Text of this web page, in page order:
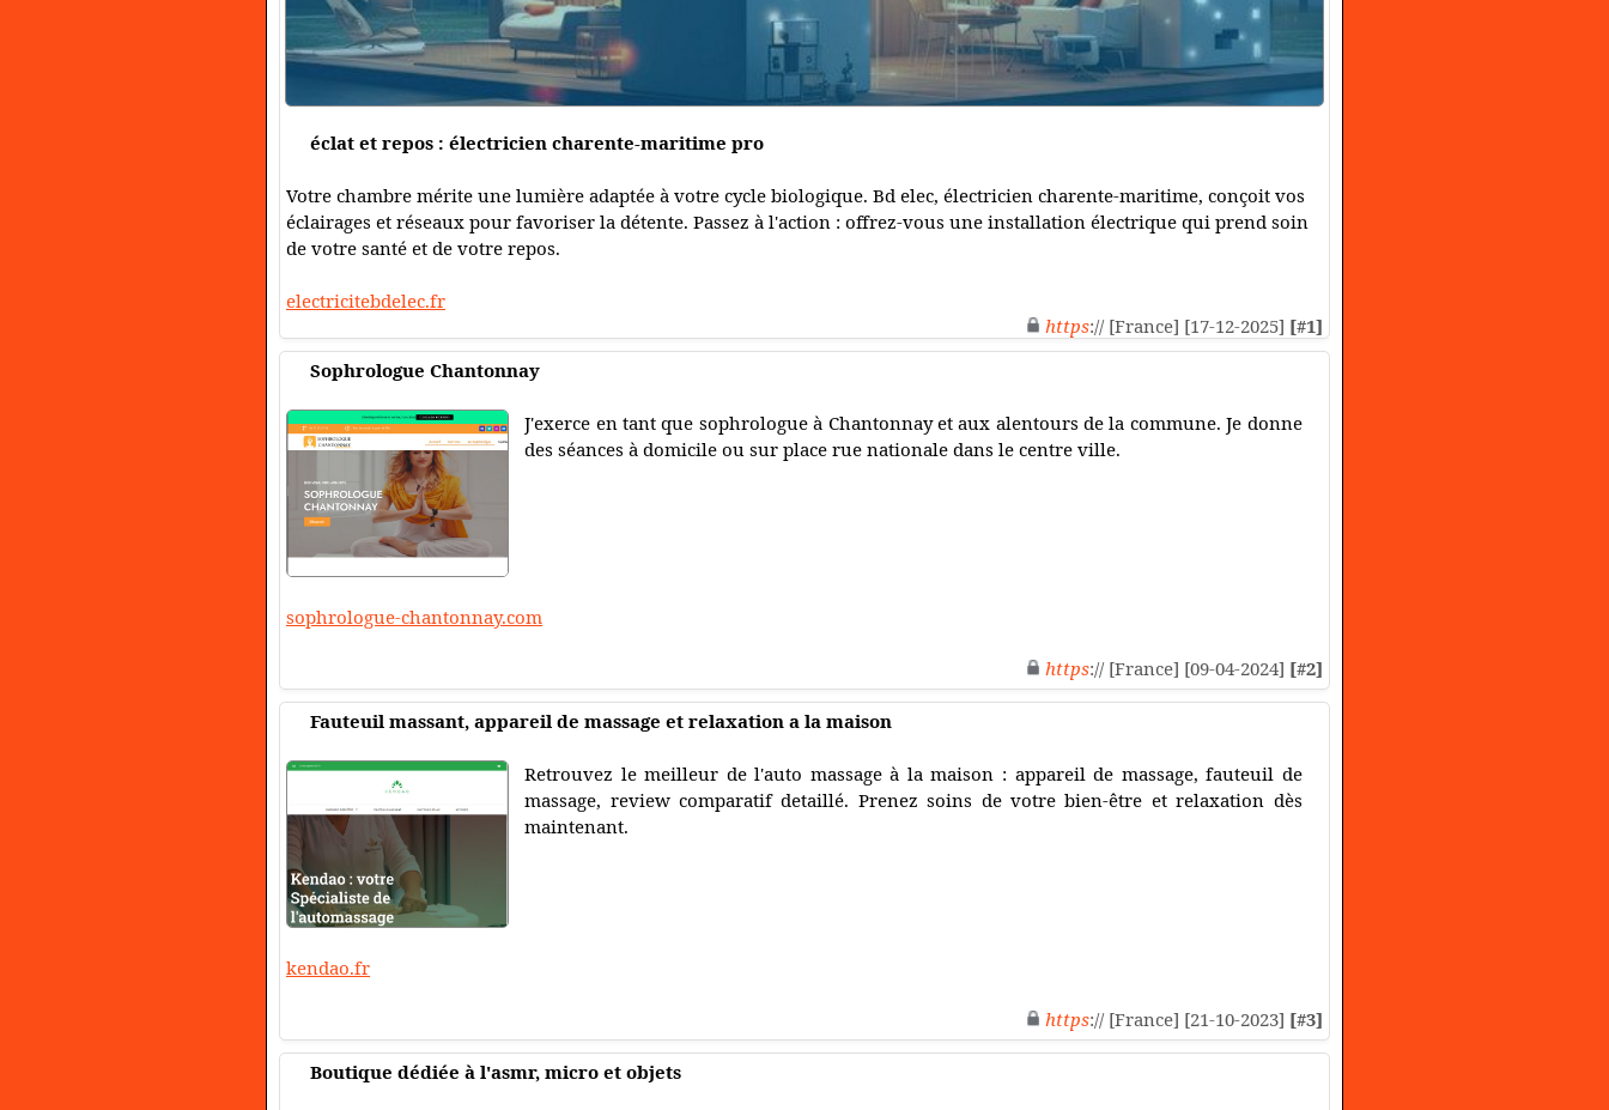
éclat et repos : électricien charente-maritime pro
Votre chambre mérite une lumière adaptée à votre cycle biologique. Bd elec, électricien charente-maritime, conçoit vos
éclairages et réseaux pour favoriser la détente. Passez à l'action : offrez-vous une installation électrique qui prend soin
de votre santé et de votre repos.
electricitebdelec.fr
https:// [France] [17-12-2025] [#1]
Sophrologue Chantonnay
J'exerce en tant que sophrologue à Chantonnay et aux alentours de la commune. Je donne
des séances à domicile ou sur place rue nationale dans le centre ville.
sophrologue-chantonnay.com
https:// [France] [09-04-2024] [#2]
Fauteuil massant, appareil de massage et relaxation a la maison
Retrouvez le meilleur de l'auto massage à la maison : appareil de massage, fauteuil de
massage, review comparatif detaillé. Prenez soins de votre bien-être et relaxation dès
maintenant.
kendao.fr
https:// [France] [21-10-2023] [#3]
Boutique dédiée à l'asmr, micro et objets